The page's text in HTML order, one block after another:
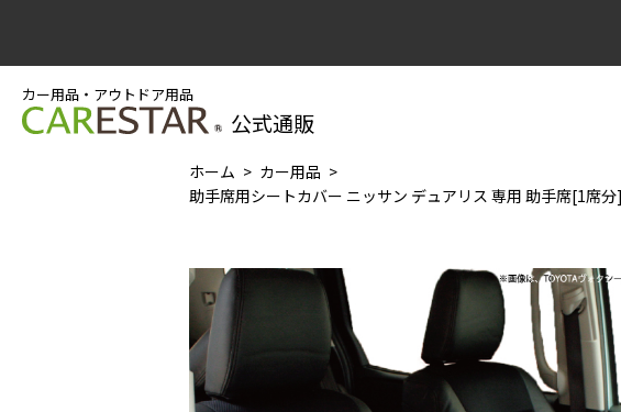
カー用品・アウトドア用品
公式通販
ホーム
カー用品
助手席用シートカバー ニッサン デュアリス 専用 助手席[1席